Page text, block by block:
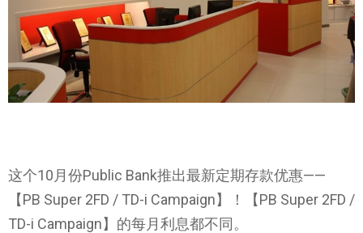
这个10月份Public Bank推出最新定期存款优惠——
【PB Super 2FD / TD-i Campaign】！【PB Super 2FD /
TD-i Campaign】的每月利息都不同。